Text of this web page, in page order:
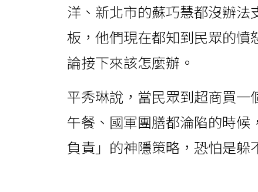
洋、新北市的蘇巧慧都沒辦
板，他們現在都知到民眾的
論接下來該怎麼辦。
平秀琳說，當民眾到超商買
午餐、國軍團膳都淪陷的時
負責」的神隱策略，恐怕是躲